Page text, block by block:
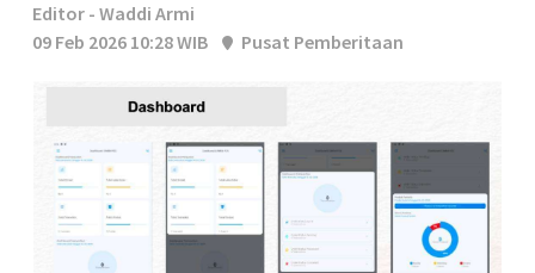
Editor - Waddi Armi
09 Feb 2026 10:28 WIB
Pusat Pemberitaan